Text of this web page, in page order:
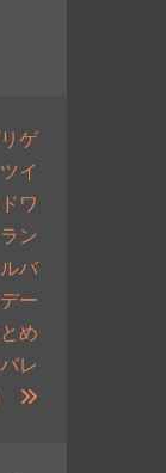
ゲ
イ
ワ
ン
バ
ー
め
レ
次